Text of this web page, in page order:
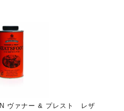
ヴァナー & プレスト レザ